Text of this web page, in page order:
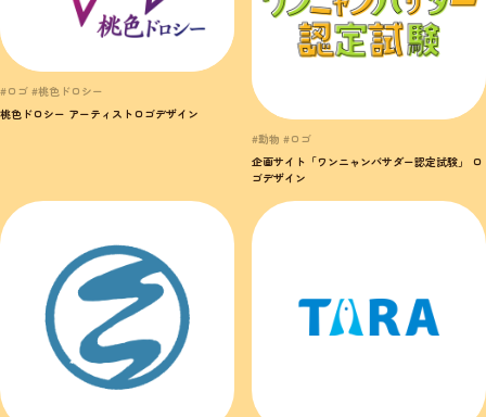
#ロゴ #桃色ドロシー
桃色ドロシー アーティストロゴデザイン
#動物 #ロゴ
企画サイト「ワンニャンバサダー認定試験」 ロ
ゴデザイン